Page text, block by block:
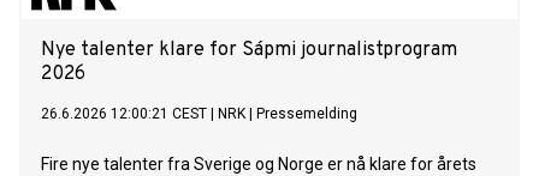
Nye talenter klare for Sápmi journalistprogram
2026
26.6.2026 12:00:21 CEST NRK Pressemelding
Fire nye talenter fra Sverige og Norge er nå klare for årets